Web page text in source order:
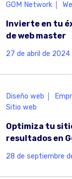
GOM Network
Invierte en tu
de web master
27 de abril de 2024
Diseño web
Sitio web
Optimiza tu
resultados en
28 de septiembre